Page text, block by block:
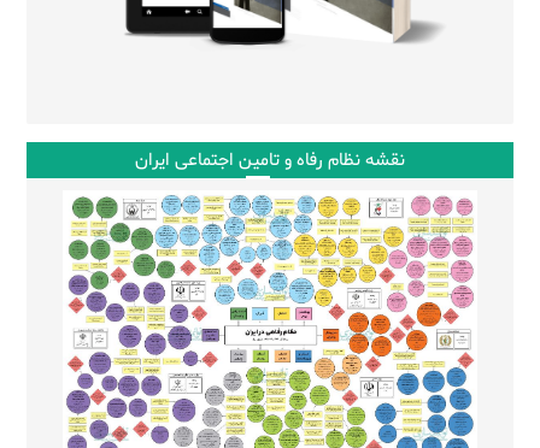
نقشه نظام رفاه و تامین اجتماعی ایران